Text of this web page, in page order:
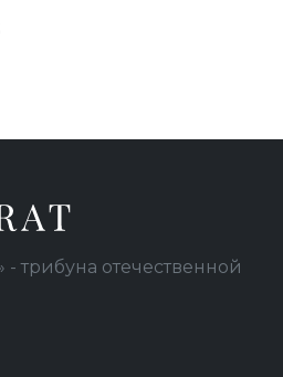
трибуна отечественной